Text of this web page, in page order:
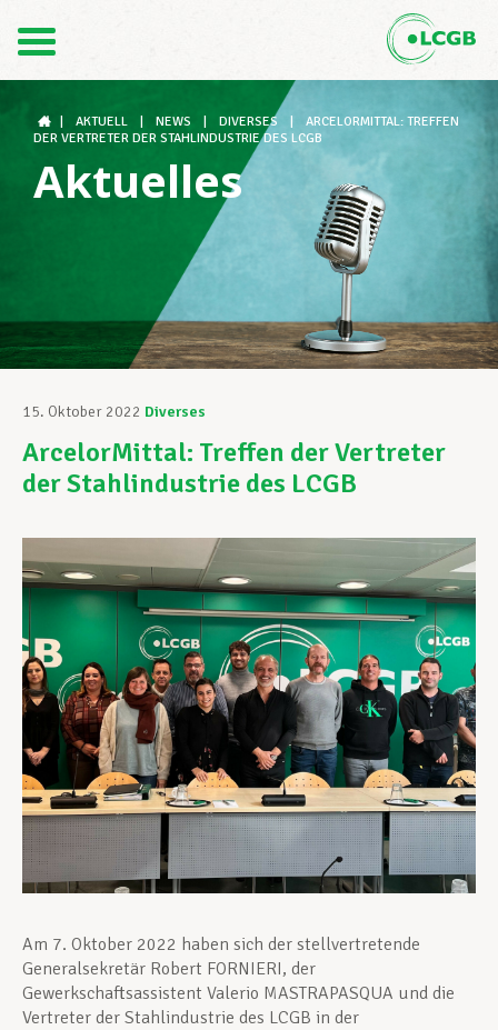
FR
Der LCGB
Gewerkschaftsstrukturen
Unterstützung im Arbeitsalltag
Ihre Rechte
Unterstützung im Privatleben
Berufliche Weiterentwicklung
Mitglied werden
Aktuell
AKTUELL NEWS DIVERSES
ARCELORMITTAL: TREFFEN
DER VERTRETER DER STAHLINDUSTRIE DES LCGB
Aktuelles
15. Oktober 2022 Diverses
ArcelorMittal: Treffen der Vertreter
der Stahlindustrie des LCGB
Am 7. Oktober 2022 haben sich der stellvertretende
Generalsekretär Robert FORNIERI, der
Gewerkschaftsassistent Valerio MASTRAPASQUA und die
Vertreter der Stahlindustrie des LCGB in der